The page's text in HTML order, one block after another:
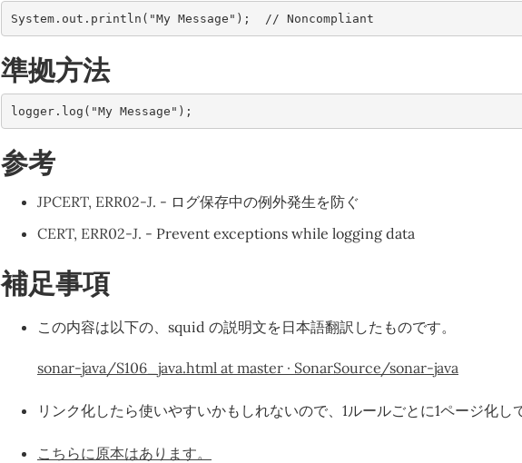
準拠方法
参考
JPCERT, ERR02-J. - ログ保存中の例外発生を防ぐ
CERT, ERR02-J. - Prevent exceptions while logging data
補足事項
この内容は以下の、squid の説明文を日本語翻訳したものです。
sonar-java/S106_java.html at master · SonarSource/sonar-java
リンク化したら使いやすいかもしれないので、1ルールごとに1ページ化し
こちらに原本はあります。